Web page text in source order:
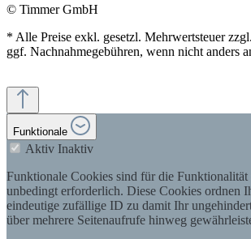
© Timmer GmbH
* Alle Preise exkl. gesetzl. Mehrwertsteuer zzgl.
ggf. Nachnahmegebühren, wenn nicht anders
Funktionale
Aktiv Inaktiv
Funktionale Cookies sind für die Funktionalität
unbedingt erforderlich. Diese Cookies ordnen
eindeutige zufällige ID zu damit Ihr
über mehrere Seitenaufrufe hinweg